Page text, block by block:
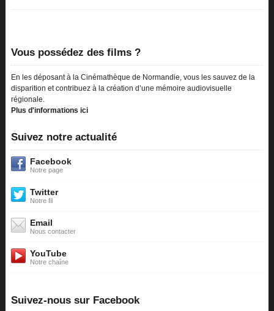
Vous possédez des films ?
En les déposant à la Cinémathèque de Normandie, vous les sauvez de la
disparition et contribuez à la création d’une mémoire audiovisuelle
régionale.
Plus d'informations ici
Suivez notre actualité
Facebook
Notre page
Twitter
Notre fil
Email
Nous contacter
YouTube
Notre chaîne
Suivez-nous sur Facebook